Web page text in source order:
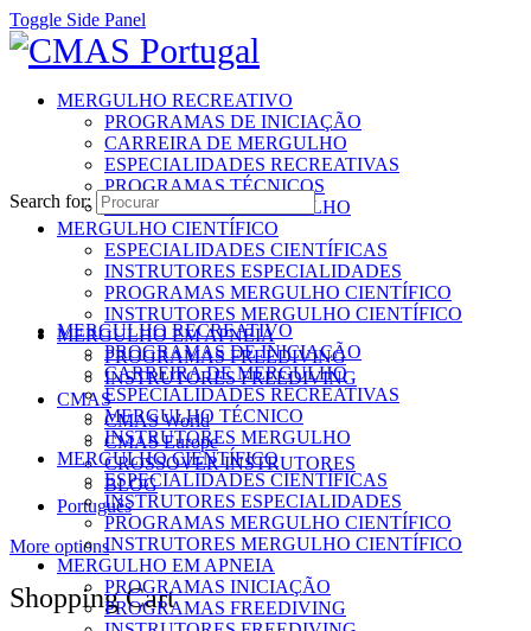
Toggle Side Panel
MERGULHO RECREATIVO
PROGRAMAS DE INICIAÇÃO
CARREIRA DE MERGULHO
ESPECIALIDADES RECREATIVAS
PROGRAMAS TÉCNICOS
INSTRUTORES MERGULHO
MERGULHO CIENTÍFICO
ESPECIALIDADES CIENTÍFICAS
INSTRUTORES ESPECIALIDADES
PROGRAMAS MERGULHO CIENTÍFICO
INSTRUTORES MERGULHO CIENTÍFICO
MERGULHO EM APNEIA
PROGRAMAS FREEDIVING
INSTRUTORES FREEDIVING
CMAS
CMAS World
CMAS Europe
CROSSOVER INSTRUTORES
BLOG
Português
More options
Shopping Cart
Search for:
MERGULHO RECREATIVO
PROGRAMAS DE INICIAÇÃO
CARREIRA DE MERGULHO
ESPECIALIDADES RECREATIVAS
MERGULHO TÉCNICO
INSTRUTORES MERGULHO
MERGULHO CIENTÍFICO
ESPECIALIDADES CIENTÍFICAS
INSTRUTORES ESPECIALIDADES
PROGRAMAS MERGULHO CIENTÍFICO
INSTRUTORES MERGULHO CIENTÍFICO
MERGULHO EM APNEIA
PROGRAMAS INICIAÇÃO
PROGRAMAS FREEDIVING